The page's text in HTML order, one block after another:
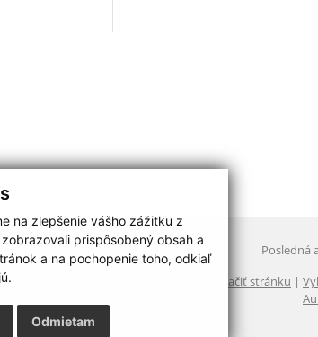
na zlepšenie vášho zážitku z
prispôsobený obsah a
a na pochopenie toho, odkiaľ
Odmietam
Posledná
Vytlačiť stránku |